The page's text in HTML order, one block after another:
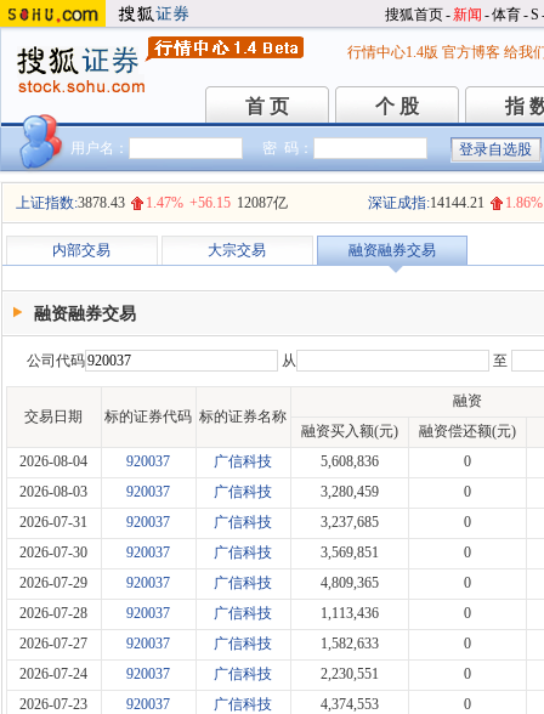
搜狐首页-新闻 -体育-S
行情中心1.4版 官方博客 给我
首 页
首 页 个 股
个 股 指
指
用户名： 密 码：
上证指数:3878.43 1.47% +56.15 12087亿 深证成指:14144.21 1.86%
内部交易 大宗交易 融资融券交易
融资融券交易
公司代码 从 至
交易日期 标的证券代码 标的证券名称
融资
融资买入额(元)
融资偿还额(元)
2026-08-04
920037 广信科技 5,608,836
0
2026-08-03
920037 广信科技 3,280,459
0
2026-07-31
920037 广信科技 3,237,685
0
2026-07-30
920037 广信科技 3,569,851
0
2026-07-29
920037 广信科技 4,809,365
0
2026-07-28
920037 广信科技 1,113,436
0
2026-07-27
920037 广信科技 1,582,633
0
2026-07-24
920037 广信科技 2,230,551
0
2026-07-23
920037 广信科技 4,374,553
0